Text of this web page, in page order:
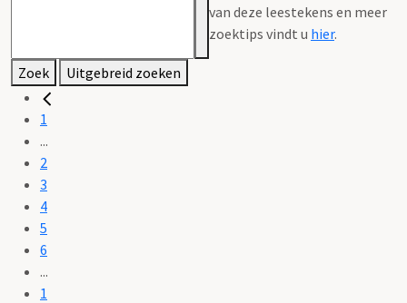
van deze leestekens en meer
zoektips vindt u hier.
Zoek Uitgebreid zoeken
1
...
2
3
4
5
6
...
1